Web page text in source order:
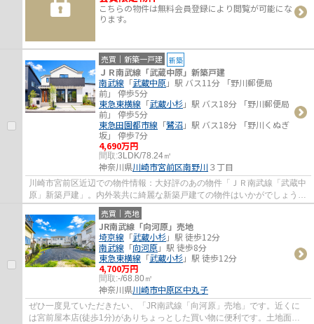
こちらの物件は無料会員登録により閲覧が可能にな
ります。
売買｜新築一戸建 新築
ＪＲ南武線「武蔵中原」新築戸建
南武線 「武蔵中原」駅 バス11分 「野川郵便局
前」 停歩5分
東急東横線 「武蔵小杉」駅 バス18分 「野川郵便局
前」 停歩5分
東急田園都市線 「鷺沼」駅 バス18分 「野川くぬぎ
坂」 停歩7分
4,690万円
間取:3LDK/78.24㎡
神奈川県川崎市宮前区南野川 ３丁目
川崎市宮前区近辺での物件情報：大好評のあの物件「ＪＲ南武線「武蔵中
原」新築戸建」。内外装共に綺麗な新築戸建ての物件はいかがでしょう
か。川崎市宮前区にあるこちらの物件に関し...
売買｜売地
JR南武線「向河原」売地
埼京線 「武蔵小杉」駅 徒歩12分
南武線 「向河原」駅 徒歩8分
東急東横線 「武蔵小杉」駅 徒歩12分
4,700万円
間取:-/68.80㎡
神奈川県川崎市中原区中丸子
ぜひ一度見ていただきたい、「JR南武線「向河原」売地」です。近くに
は宮前屋本店(徒歩1分)がありちょっとした買い物に便利です。土地面積